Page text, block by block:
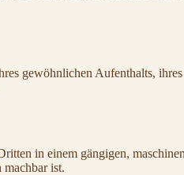
gewöhnlichen Aufenthalts,
in einem gängigen,
machbar ist.